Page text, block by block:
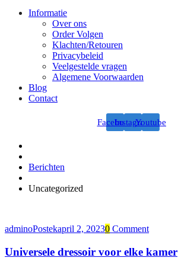
Informatie
Over ons
Order Volgen
Klachten/Retouren
Privacybeleid
Veelgestelde vragen
Algemene Voorwaarden
Blog
Contact
FacebookInstagramYoutube
Berichten
Uncategorized
adminoPostekapril 2, 20230 Comment
Universele dressoir voor elke kamer